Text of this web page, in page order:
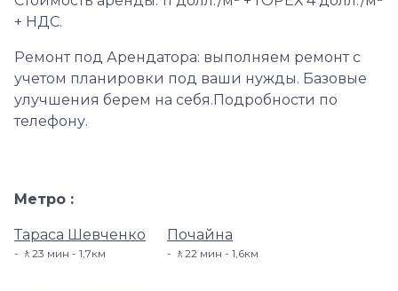
+ НДС.
Ремонт под Арендатора: выполняем ремонт с
учетом планировки под ваши нужды. Базовые
улучшения берем на себя.Подробности по
телефону.
Метро
Тараса Шевченко
🚶23 мин - 1,7км
Почайна
🚶22 мин - 1,6км